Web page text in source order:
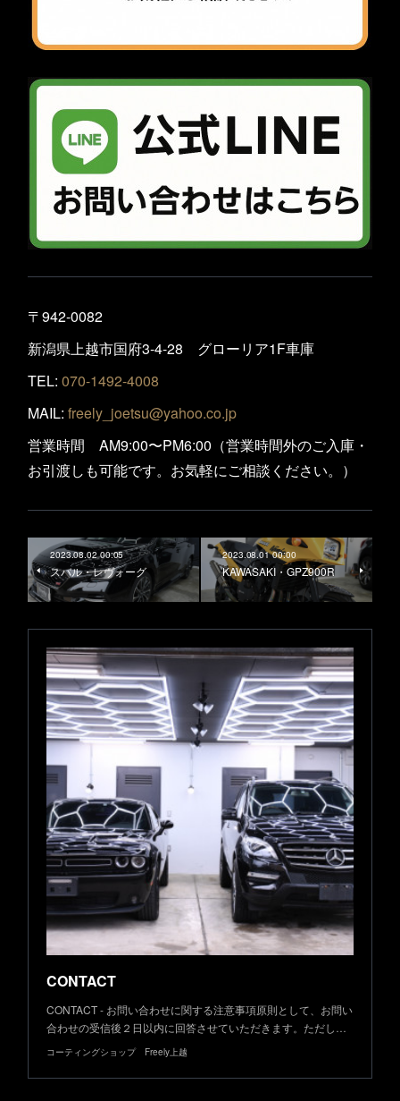
〒942-0082
新潟県上越市国府3-4-28 グローリア1F車庫
TEL: 070-1492-4008
MAIL: freely_joetsu@yahoo.co.jp
営業時間 AM9:00〜PM6:00（営業時間外のご入庫・
お引渡しも可能です。お気軽にご相談ください。）
2023.08.02 00:05
スバル・レヴォーグ
2023.08.01 00:00
KAWASAKI・GPZ900R
CONTACT
CONTACT - お問い合わせに関する注意事項原則として、お問い
合わせの受信後２日以内に回答させていただきます。ただし…
コーティングショップ Freely上越